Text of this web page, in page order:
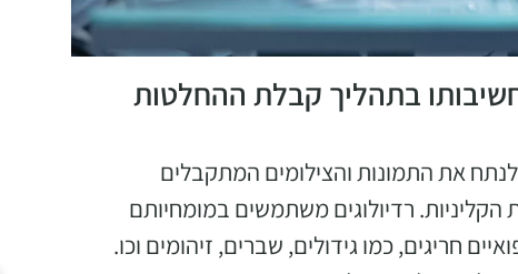
בתהליך קבלת ההחלטות
את התמונות והצילומים המתקבלים
רדיולוגים משתמשים במומחיותם
חריגים, כמו גידולים, שברים, זיהומים וכו.